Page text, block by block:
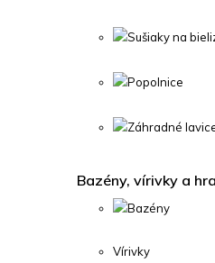
Sušiaky na
Popolnice
Záhradné
Bazény, vírivky a
Bazény
Vírivky